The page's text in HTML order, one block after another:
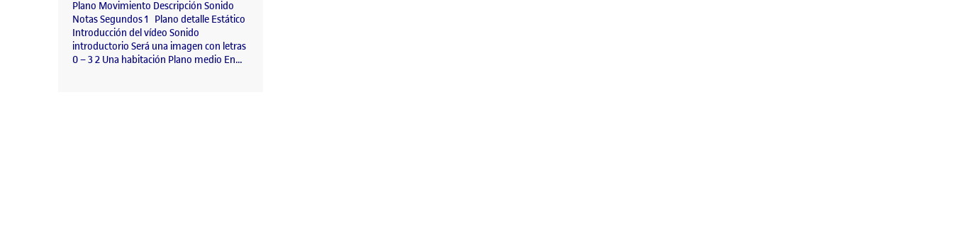
Plano Movimiento Descripción Sonido
Notas Segundos 1 Plano detalle Estático
Introducción del vídeo Sonido
introductorio Será una imagen con letras
0 – 3 2 Una habitación Plano medio En…